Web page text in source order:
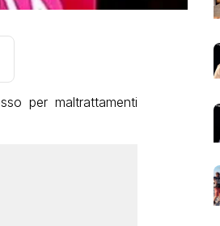
per maltrattamenti